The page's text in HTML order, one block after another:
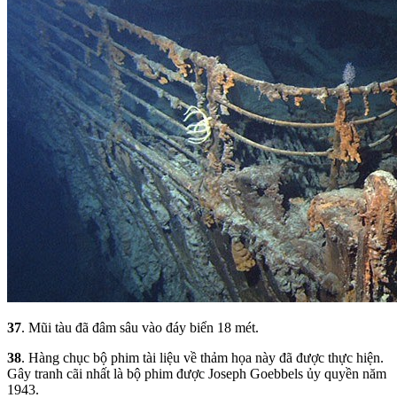
37. Mũi tàu đã đâm sâu vào đáy biển 18 mét.
38. Hàng chục bộ phim tài liệu về thảm họa này đã được thực hiện.
Gây tranh cãi nhất là bộ phim được Joseph Goebbels ủy quyền năm
1943.